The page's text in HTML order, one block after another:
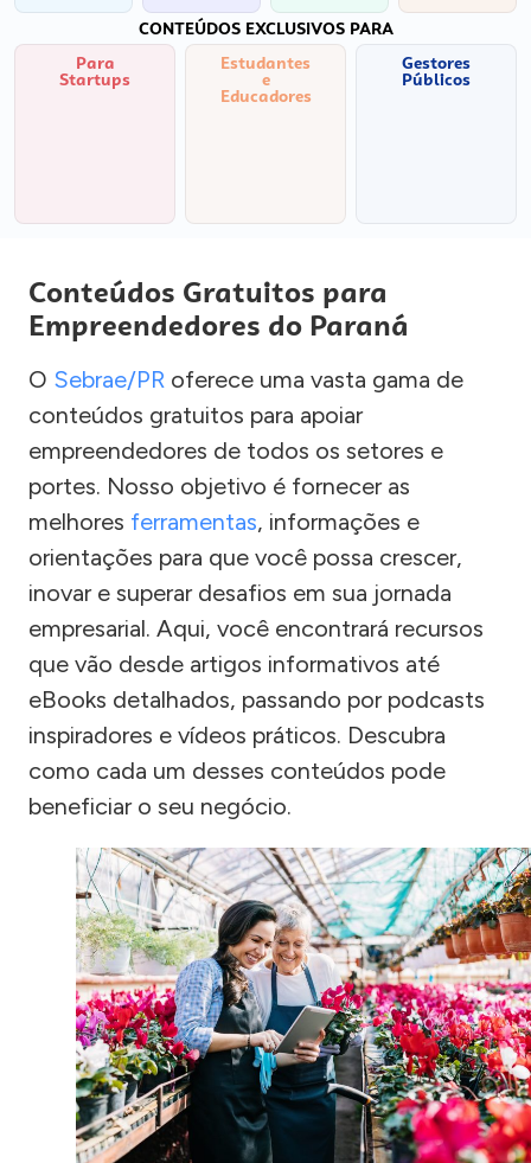
CONTEÚDOS EXCLUSIVOS PARA
Para
Startups
Estudantes
e
Educadores
Gestores
Públicos
Conteúdos Gratuitos para
Empreendedores do Paraná
O Sebrae/PR oferece uma vasta gama de
conteúdos gratuitos para apoiar
empreendedores de todos os setores e
portes. Nosso objetivo é fornecer as
melhores ferramentas, informações e
orientações para que você possa crescer,
inovar e superar desafios em sua jornada
empresarial. Aqui, você encontrará recursos
que vão desde artigos informativos até
eBooks detalhados, passando por podcasts
inspiradores e vídeos práticos. Descubra
como cada um desses conteúdos pode
beneficiar o seu negócio.